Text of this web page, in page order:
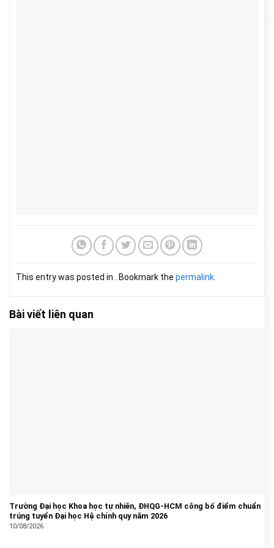
This entry was posted in . Bookmark the permalink
Bài viết liên quan
Trường Đại học Khoa học tự nhiên, ĐHQG-HCM công bố điểm chuẩn
trúng tuyển Đại học Hệ chính quy năm 2026
10/08/2026